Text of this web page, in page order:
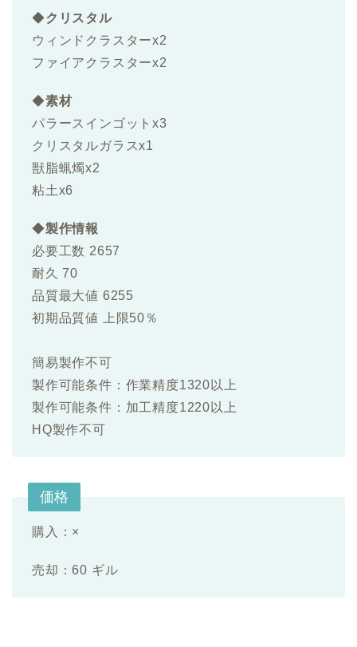
◆クリスタル
ウィンドクラスターx2
ファイアクラスターx2
◆素材
パラースインゴットx3
クリスタルガラスx1
獣脂蝋燭x2
粘土x6
◆製作情報
必要工数 2657
耐久 70
品質最大値 6255
初期品質値 上限50％
簡易製作不可
製作可能条件：作業精度1320以上
製作可能条件：加工精度1220以上
HQ製作不可
価格
購入：×
売却：60 ギル